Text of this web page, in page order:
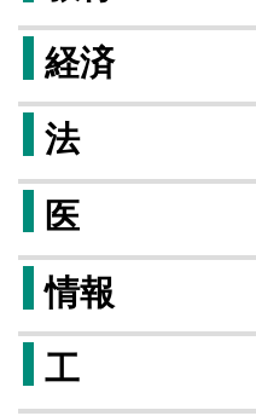
経済
法
医
情報
工